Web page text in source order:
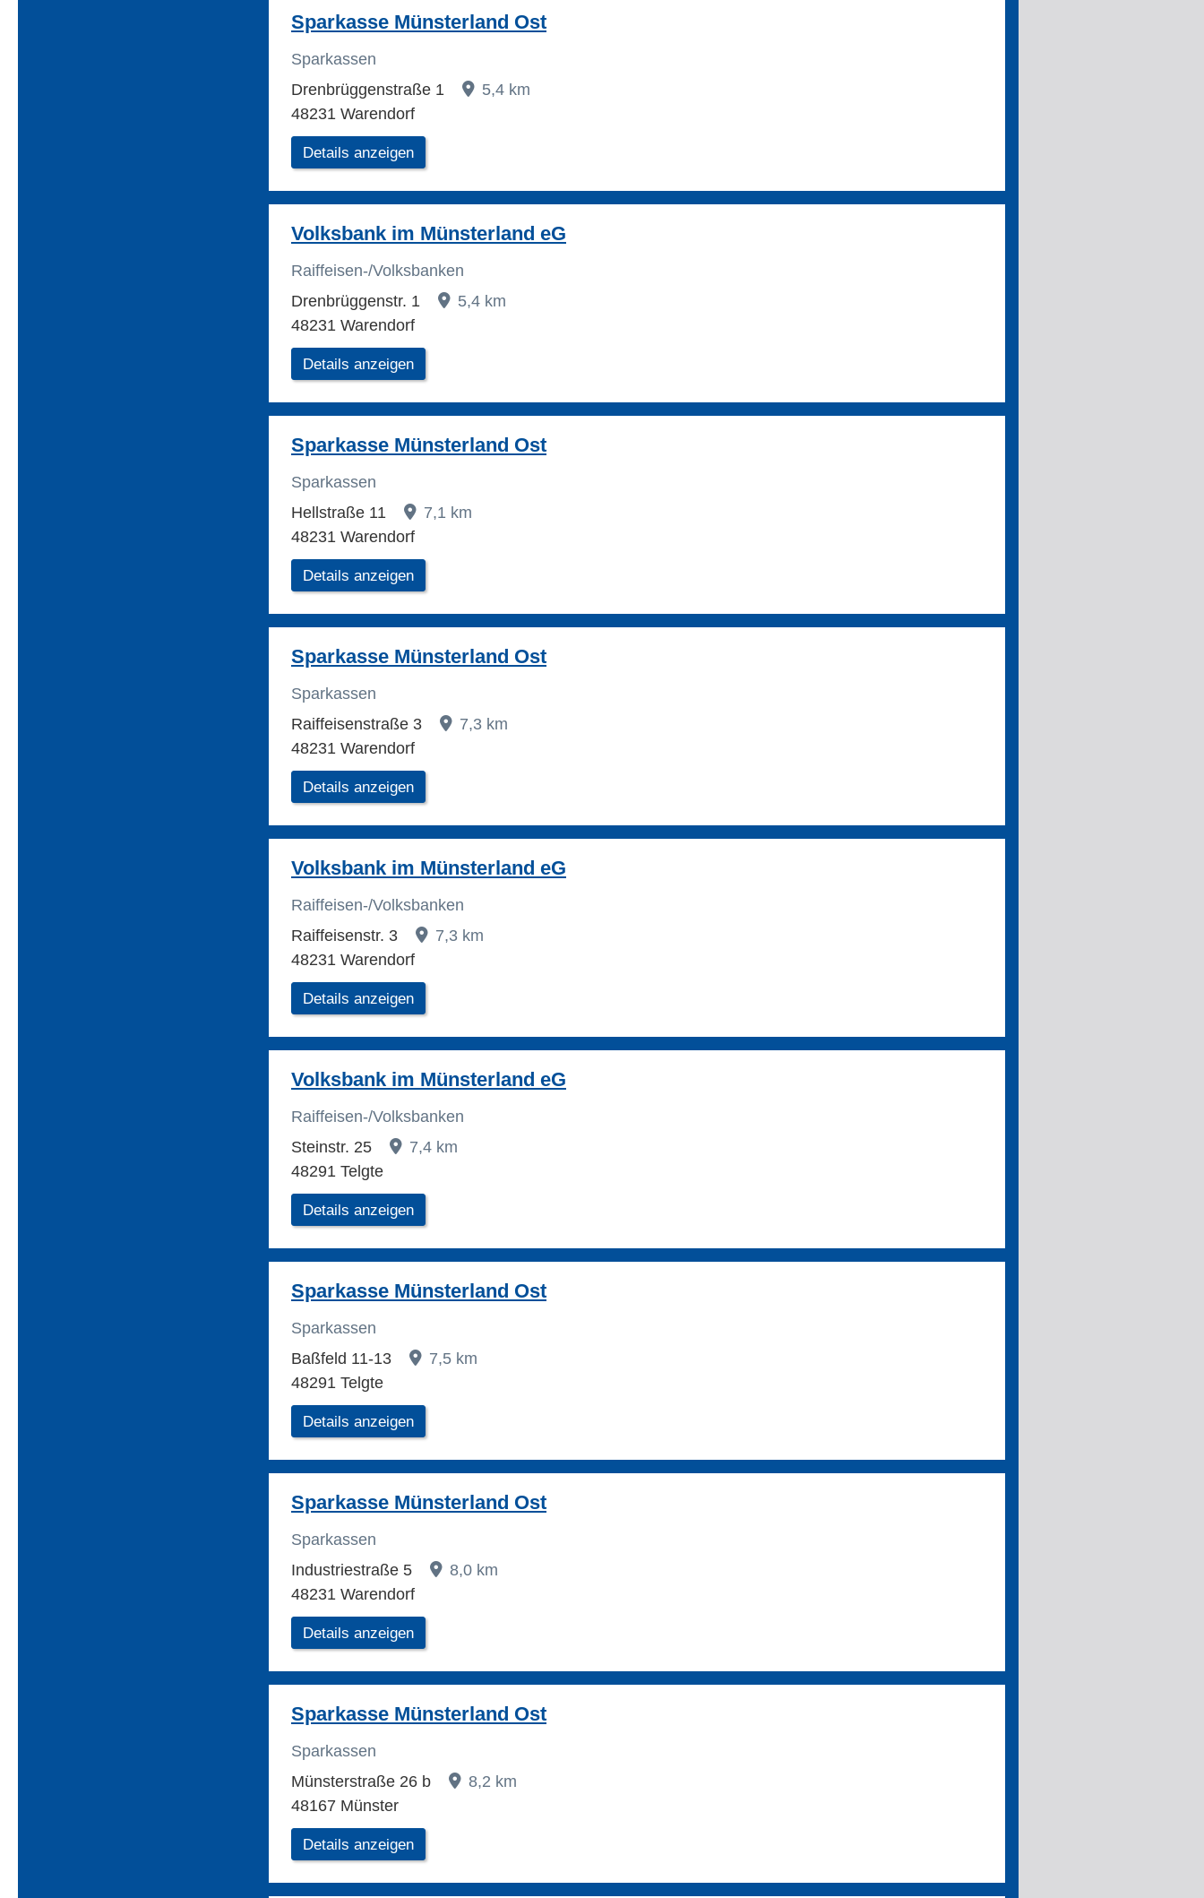
Sparkasse Münsterland Ost
Sparkassen
Drenbrüggenstraße 1
5,4 km
48231 Warendorf
Details anzeigen
Volksbank im Münsterland eG
Raiffeisen-/Volksbanken
Drenbrüggenstr. 1
5,4 km
48231 Warendorf
Details anzeigen
Sparkasse Münsterland Ost
Sparkassen
Hellstraße 11
7,1 km
48231 Warendorf
Details anzeigen
Sparkasse Münsterland Ost
Sparkassen
Raiffeisenstraße 3
7,3 km
48231 Warendorf
Details anzeigen
Volksbank im Münsterland eG
Raiffeisen-/Volksbanken
Raiffeisenstr. 3
7,3 km
48231 Warendorf
Details anzeigen
Volksbank im Münsterland eG
Raiffeisen-/Volksbanken
Steinstr. 25
7,4 km
48291 Telgte
Details anzeigen
Sparkasse Münsterland Ost
Sparkassen
Baßfeld 11-13
7,5 km
48291 Telgte
Details anzeigen
Sparkasse Münsterland Ost
Sparkassen
Industriestraße 5
8,0 km
48231 Warendorf
Details anzeigen
Sparkasse Münsterland Ost
Sparkassen
Münsterstraße 26 b
8,2 km
48167 Münster
Details anzeigen